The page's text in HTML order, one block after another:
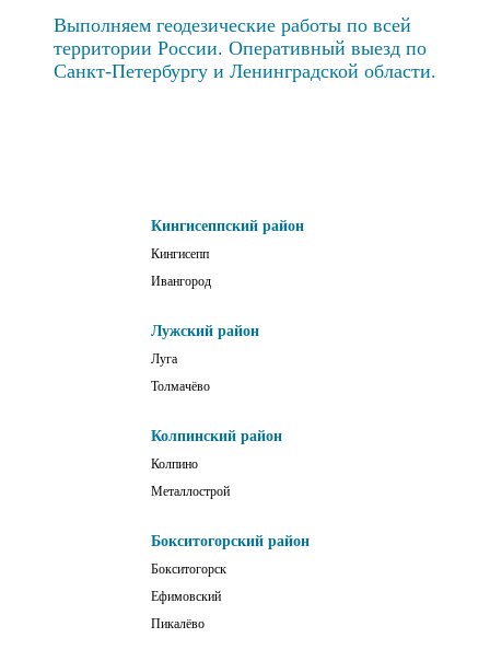
Выполняем геодезические работы по всей
территории России. Оперативный выезд по
Санкт-Петербургу и Ленинградской области.
Кингисеппский район
Кингисепп
Ивангород
Лужский район
Луга
Толмачёво
Колпинский район
Колпино
Металлострой
Бокситогорский район
Бокситогорск
Ефимовский
Пикалёво